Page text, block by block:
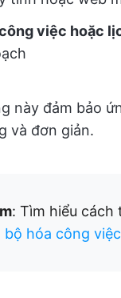
việc hoặc
này đảm bảo
và đơn giản.
: Tìm hiểu cách
hóa công